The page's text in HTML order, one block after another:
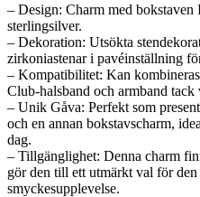
– Design: Charm med
sterlingsilver.
– Dekoration: Utsökta
zirkoniastenar i pavéinställning
– Kompatibilitet: Kan
Club-halsband och armband
– Unik Gåva: Perfekt som
och en annan bokstavscharm,
dag.
– Tillgänglighet: Denna charm
gör den till ett utmärkt val för
smyckesupplevelse.